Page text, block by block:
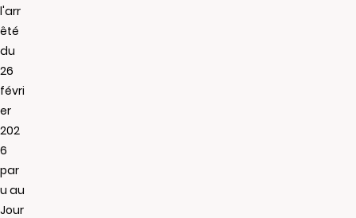
l'arr
êté
du
26
févri
er
202
6
par
u au
Jour